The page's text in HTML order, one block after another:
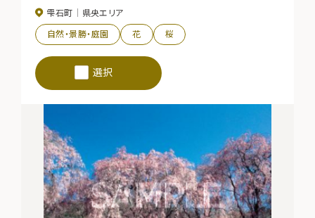
雫石町
県央エリア
自然・景勝・庭園
花 桜
選択